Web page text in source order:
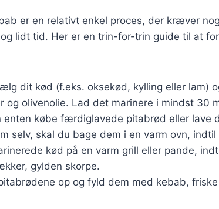
er en relativt enkel proces, der kræver
lidt tid. Her er en trin-for-trin guide til at
dit kød (f.eks. oksekød, kylling eller lam)
og olivenolie. Lad det marinere i mindst 30
enten købe færdiglavede pitabrød eller lave
selv, skal du bage dem i en varm ovn,
kød på en varm grill eller pande,
gylden skorpe.
op og fyld dem med kebab,